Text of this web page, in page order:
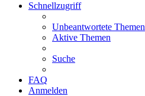
Schnellzugriff
Unbeantwortete Themen
Aktive Themen
Suche
FAQ
Anmelden